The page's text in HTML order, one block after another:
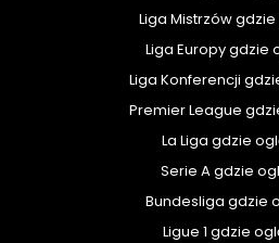
Liga Mistrzów
Liga Europy gdzie
Liga Konferencji
Premier League
La Liga gdzie
Serie A gdzie
Bundesliga gdzie
Ligue 1 gdzie